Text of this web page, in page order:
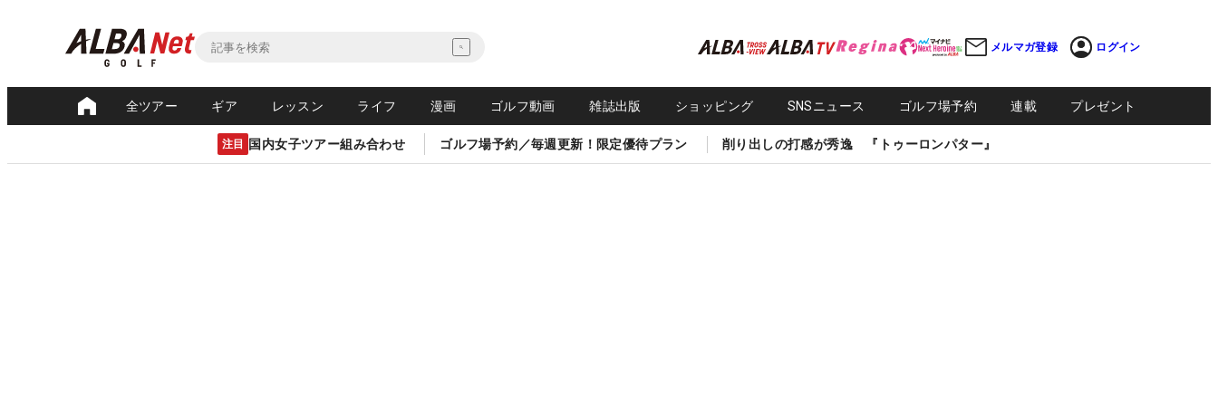
メルマガ登録 ログイン
全ツアー ギア レッスン ライフ 漫画 ゴルフ動画 雑誌出版 ショッピング SNSニュース ゴルフ場予約 連載 プレゼント
注目 国内女子ツアー組み合わせ ゴルフ場予約／毎週更新！限定優待プラン 削り出しの打感が秀逸 『トゥーロンパター』